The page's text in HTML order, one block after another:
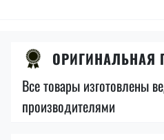
ОРИГИНАЛЬНАЯ
Все товары изготовлены
производителями